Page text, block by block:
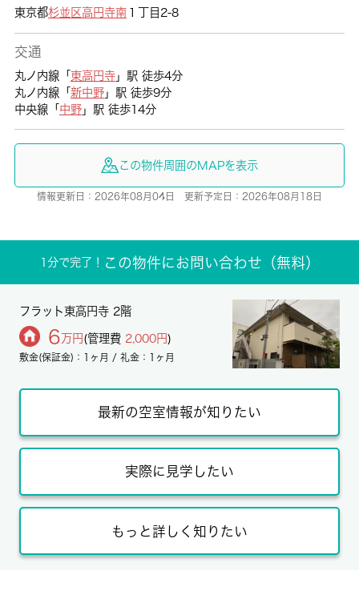
東京都杉並区 高円寺南１丁目2-8
交通
丸ノ内線「 東高円寺」駅 徒歩4分
丸ノ内線「 新中野」駅 徒歩9分
中央線「 中野」駅 徒歩14分
この物件周囲のMAPを表示
情報更新日：2026年08月04日 更新予定日：2026年08月18日
1分で完了！ この物件にお問い合わせ（無料）
フラット東高円寺 2階
6 万円 (管理費 2,000円)
敷金(保証金)：1ヶ月 / 礼金：1ヶ月
最新の空室情報が知りたい
実際に見学したい
もっと詳しく知りたい